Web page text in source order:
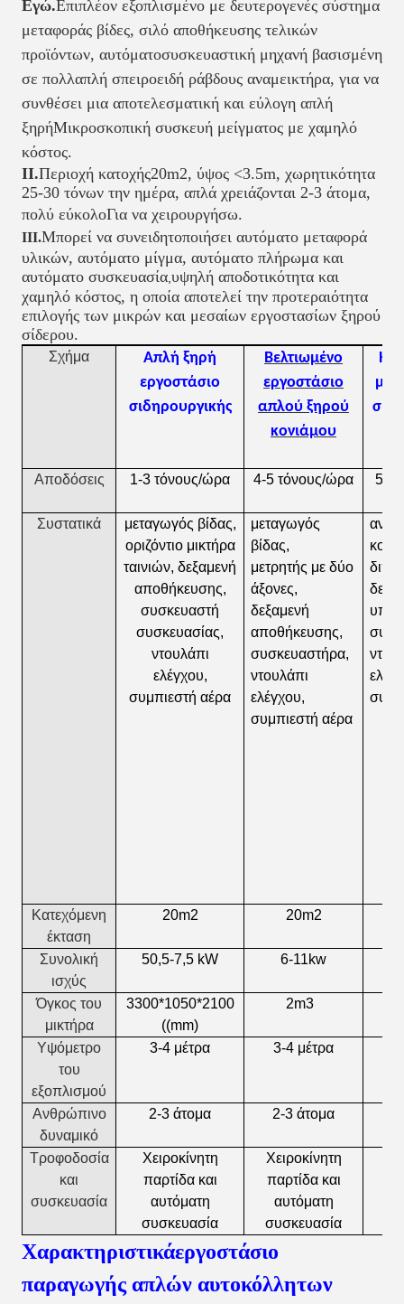
Εγώ.Επιπλέον εξοπλισμένο με δευτερογενές σύστημα
μεταφοράς βίδες, σιλό αποθήκευσης τελικών
προϊόντων, αυτόματοσυσκευαστική μηχανή βασισμένη
σε πολλαπλή σπειροειδή ράβδους αναμεικτήρα, για να
συνθέσει μια αποτελεσματική και εύλογη απλή
ξηρήΜικροσκοπική συσκευή μείγματος με χαμηλό
κόστος.
ΙΙ.Περιοχή κατοχής20m2, ύψος <3.5m, χωρητικότητα
25-30 τόνων την ημέρα, απλά χρειάζονται 2-3 άτομα,
πολύ εύκολοΓια να χειρουργήσω.
ΙΙΙ.Μπορεί να συνειδητοποιήσει αυτόματο μεταφορά
υλικών, αυτόματο μίγμα, αυτόματο πλήρωμα και
αυτόματο συσκευασία υψηλή αποδοτικότητα και
χαμηλό κόστος, η οποία αποτελεί την προτεραιότητα
επιλογής των μικρών και μεσαίων εργοστασίων ξηρού
σίδερου.
Σχήμα
Απλή ξηρή
εργοστάσιο
σιδηρουργικής
Βελτιωμένο
εργοστάσιο
απλού ξηρού
κονιάμου
Αποδόσεις 1-3 τόνους/ώρα 4-5 τόνους/ώρα 5-8
Συστατικά
μεταγωγός βίδας,
οριζόντιο μικτήρα
ταινιών, δεξαμενή
αποθήκευσης,
συσκευαστή
συσκευασίας,
ντουλάπι
ελέγχου,
συμπιεστή αέρα
μεταγωγός
βίδας,
μετρητής με δύο
άξονες,
δεξαμενή
αποθήκευσης,
συσκευαστήρα,
ντουλάπι
ελέγχου,
συμπιεστή αέρα
Κατεχόμενη
έκταση
20m2 20m2
Συνολική
ισχύς
50,5-7,5 kW 6-11kw
Όγκος του
μικτήρα
3300*1050*2100
((mm)
2m3
Υψόμετρο
του
εξοπλισμού
3-4 μέτρα 3-4 μέτρα
Ανθρώπινο
δυναμικό
2-3 άτομα 2-3 άτομα
Τροφοδοσία
και
συσκευασία
Χειροκίνητη
παρτίδα και
αυτόματη
συσκευασία
Χειροκίνητη
παρτίδα και
αυτόματη
συσκευασία
Χαρακτηριστικάεργοστάσιο
παραγωγής απλών αυτοκόλλητων